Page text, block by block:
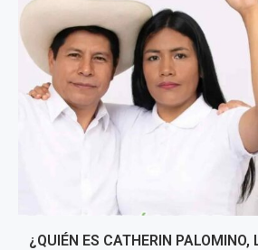
¿QUIÉN ES CATHERIN